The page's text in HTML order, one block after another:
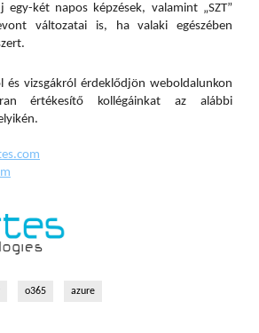
egy-két napos képzések, valamint „SZT”
változatai is, ha valaki egészében
vizsgákról érdeklődjön weboldalunkon
értékesítő kollégáinkat az alábbi
o365 azure